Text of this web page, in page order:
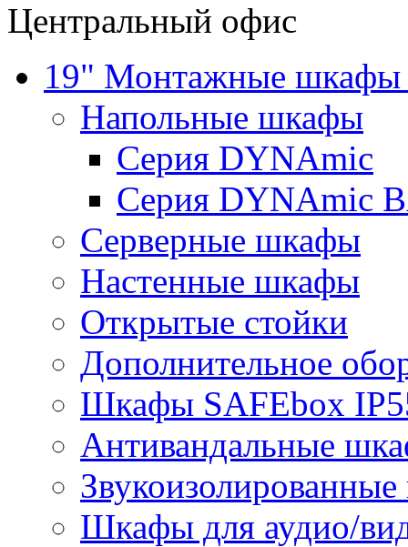
Центральный офис
19" Монтажные
Напольные шкафы
Серия DYNAmic
Серия DYNAmic
Серверные шкафы
Настенные шкафы
Открытые стойки
Дополнительное
Шкафы SAFEbox
Антивандальные
Шкафы для аудио/